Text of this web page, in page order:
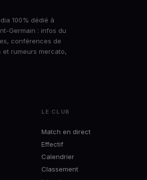
100% dédié à
Germain : infos du
conférences de
rumeurs mercato,
LE CLUB
Match en direct
Effectif
Calendrier
Classement